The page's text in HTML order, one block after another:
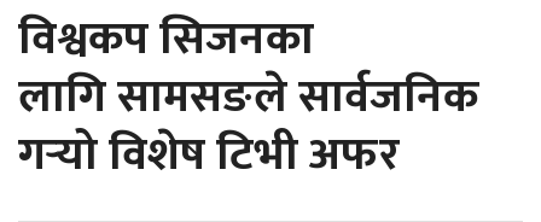
विश्वकप सिजनका
लागि सामसङले सार्वजनिक
गर्‍यो विशेष टिभी अफर